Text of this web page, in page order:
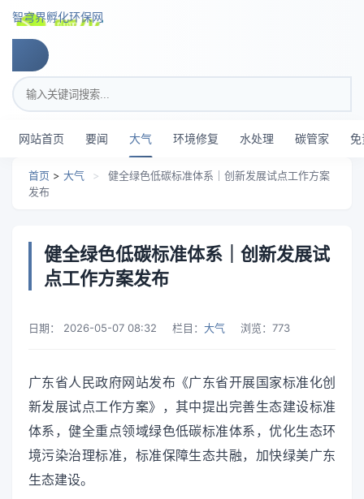
智穹界孵化环保网
搜索关键词
网站首页 要闻 大气 环境修复 水处理 碳管家 免
首页 > 大气 >
健全绿色低碳标准体系｜创新发展试点工作方案
发布
健全绿色低碳标准体系｜创新发展试
点工作方案发布
日期： 2026-05-07 08:32 栏目： 大气 浏览： 773
广东省人民政府网站发布《广东省开展国家标准化创
新发展试点工作方案》，其中提出完善生态建设标准
体系，健全重点领域绿色低碳标准体系，优化生态环
境污染治理标准，标准保障生态共融，加快绿美广东
生态建设。